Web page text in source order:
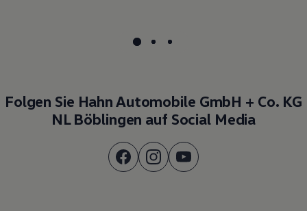
Folgen Sie Hahn Automobile GmbH + Co. KG
NL Böblingen auf Social Media